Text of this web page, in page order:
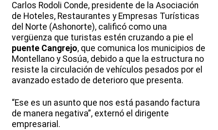
Carlos Rodoli Conde, presidente de la Asociación
de Hoteles, Restaurantes y Empresas Turísticas
del Norte (Ashonorte), calificó como una
vergüenza que turistas estén cruzando a pie el
puente Cangrejo, que comunica los municipios de
Montellano y Sosúa, debido a que la estructura no
resiste la circulación de vehículos pesados por el
avanzado estado de deterioro que presenta.
“Ese es un asunto que nos está pasando factura
de manera negativa”, externó el dirigente
empresarial.